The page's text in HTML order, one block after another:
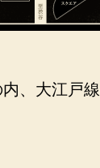
内、大江戸